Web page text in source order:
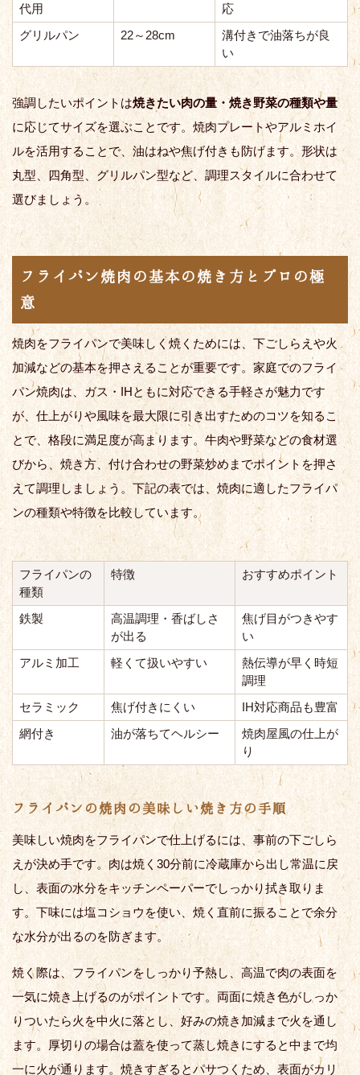
代用
応
グリルパン
22～28cm
溝付きで油落ちが良
い
強調したいポイントは焼きたい肉の量・焼き野菜の種類や量
に応じてサイズを選ぶことです。焼肉プレートやアルミホイ
ルを活用することで、油はねや焦げ付きも防げます。形状は
丸型、四角型、グリルパン型など、調理スタイルに合わせて
選びましょう。
フライパン焼肉の基本の焼き方とプロの極
意
焼肉をフライパンで美味しく焼くためには、下ごしらえや火
加減などの基本を押さえることが重要です。家庭でのフライ
パン焼肉は、ガス・IHともに対応できる手軽さが魅力です
が、仕上がりや風味を最大限に引き出すためのコツを知るこ
とで、格段に満足度が高まります。牛肉や野菜などの食材選
びから、焼き方、付け合わせの野菜炒めまでポイントを押さ
えて調理しましょう。下記の表では、焼肉に適したフライパ
ンの種類や特徴を比較しています。
フライパンの
種類
特徴 おすすめポイント
鉄製
高温調理・香ばしさ
が出る
焦げ目がつきやす
い
アルミ加工
軽くて扱いやすい
熱伝導が早く時短
調理
セラミック
焦げ付きにくい
IH対応商品も豊富
網付き
油が落ちてヘルシー
焼肉屋風の仕上が
り
フライパンの焼肉の美味しい焼き方の手順
美味しい焼肉をフライパンで仕上げるには、事前の下ごしら
えが決め手です。肉は焼く30分前に冷蔵庫から出し常温に戻
し、表面の水分をキッチンペーパーでしっかり拭き取りま
す。下味には塩コショウを使い、焼く直前に振ることで余分
な水分が出るのを防ぎます。
焼く際は、フライパンをしっかり予熱し、高温で肉の表面を
一気に焼き上げるのがポイントです。両面に焼き色がしっか
りついたら火を中火に落とし、好みの焼き加減まで火を通し
ます。厚切りの場合は蓋を使って蒸し焼きにすると中まで均
一に火が通ります。焼きすぎるとパサつくため、表面がカリ